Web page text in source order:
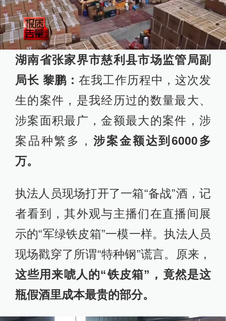
湖南省张家界市慈利县市场监管局副
局长 黎鹏：在我工作历程中，这次发
生的案件，是我经历过的数量最大、
涉案面积最广，金额最大的案件，涉
案品种繁多，涉案金额达到6000多
万。
执法人员现场打开了一箱“备战”酒，记
者看到，其外观与主播们在直播间展
示的“军绿铁皮箱”一模一样。执法人员
现场戳穿了所谓“特种钢”谎言。原来，
这些用来唬人的“铁皮箱”，竟然是这
瓶假酒里成本最贵的部分。